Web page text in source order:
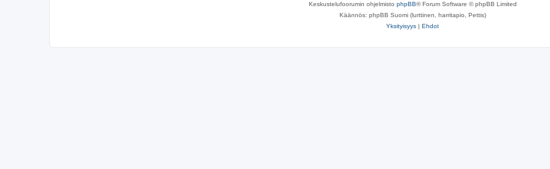
Keskustelufoorumin ohjelmisto phpBB® Forum Software © phpBB Limited
Käännös: phpBB Suomi (lurttinen, harritapio, Pettis)
Yksityisyys | Ehdot